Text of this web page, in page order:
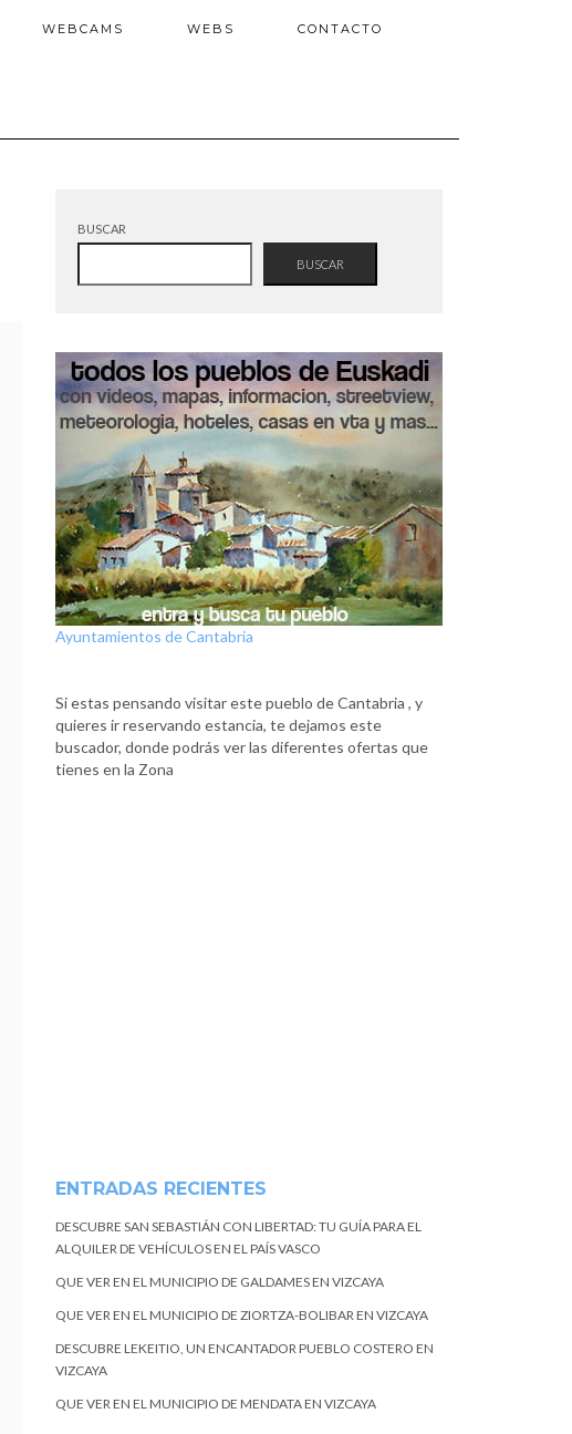
WEBCAMS WEBS CONTACTO
BUSCAR
BUSCAR
Ayuntamientos de Cantabria
Si estas pensando visitar este pueblo de Cantabria , y
quieres ir reservando estancia, te dejamos este
buscador, donde podrás ver las diferentes ofertas que
tienes en la Zona
ENTRADAS RECIENTES
DESCUBRE SAN SEBASTIÁN CON LIBERTAD: TU GUÍA PARA EL
ALQUILER DE VEHÍCULOS EN EL PAÍS VASCO
QUE VER EN EL MUNICIPIO DE GALDAMES EN VIZCAYA
QUE VER EN EL MUNICIPIO DE ZIORTZA-BOLIBAR EN VIZCAYA
DESCUBRE LEKEITIO, UN ENCANTADOR PUEBLO COSTERO EN
VIZCAYA
QUE VER EN EL MUNICIPIO DE MENDATA EN VIZCAYA